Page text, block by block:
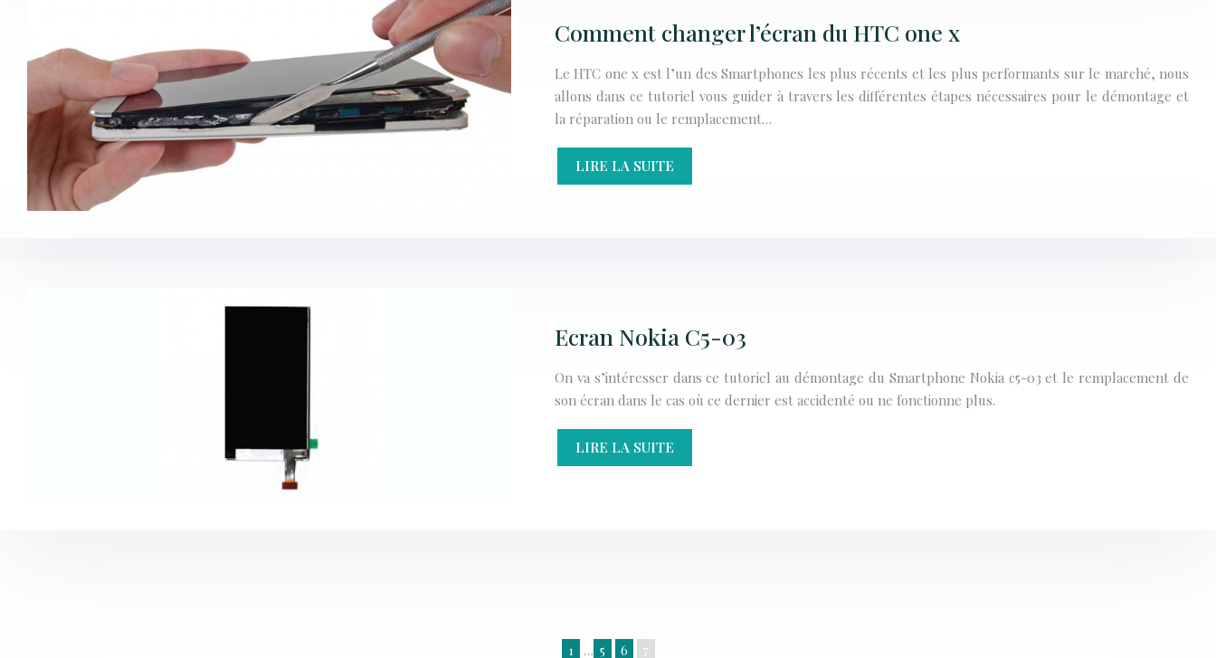
Comment changer l’écran du HTC one x
Le HTC one x est l’un des Smartphones les plus récents et les plus performants sur le marché, nous
allons dans ce tutoriel vous guider à travers les différentes étapes nécessaires pour le démontage et
la réparation ou le remplacement…
LIRE LA SUITE
Ecran Nokia C5-03
On va s’intéresser dans ce tutoriel au démontage du Smartphone Nokia c5-03 et le remplacement de
son écran dans le cas où ce dernier est accidenté ou ne fonctionne plus.
LIRE LA SUITE
1 … 5 6 7